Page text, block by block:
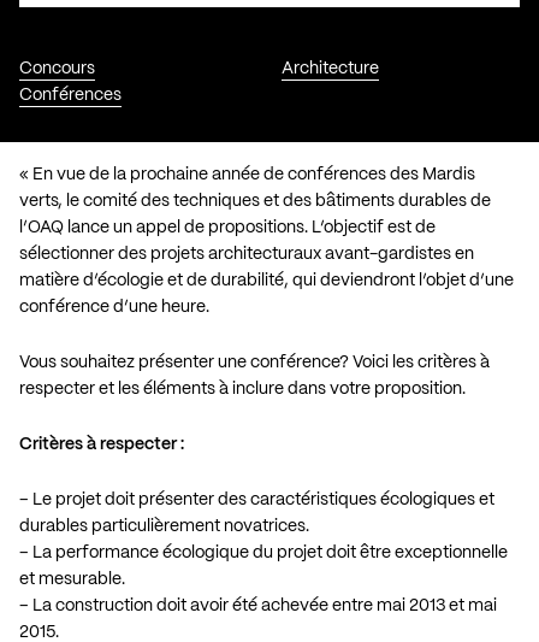
Concours
Conférences
Architecture
« En vue de la prochaine année de conférences des Mardis
verts, le comité des techniques et des bâtiments durables de
l’OAQ lance un appel de propositions. L’objectif est de
sélectionner des projets architecturaux avant-gardistes en
matière d’écologie et de durabilité, qui deviendront l’objet d’une
conférence d’une heure.
Vous souhaitez présenter une conférence? Voici les critères à
respecter et les éléments à inclure dans votre proposition.
Critères à respecter :
– Le projet doit présenter des caractéristiques écologiques et
durables particulièrement novatrices.
– La performance écologique du projet doit être exceptionnelle
et mesurable.
– La construction doit avoir été achevée entre mai 2013 et mai
2015.